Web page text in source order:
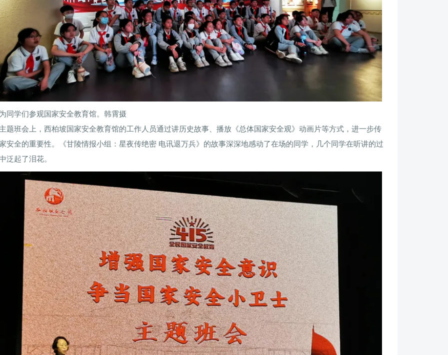
同学们参观国家安全教育馆。韩霄摄
题班会上，西柏坡国家安全教育馆的工作人员通过讲历史故事、播放《总体国家安全观》动画片等方式，进一步传
安全的重要性。《甘陵情报小组：星夜传绝密 电讯退万兵》的故事深深地感动了在场的同学，几个同学在听讲的过
泛起了泪花。